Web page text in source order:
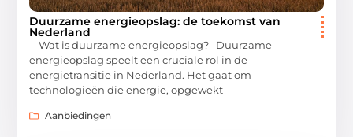
Duurzame energieopslag: de toekomst van
Nederland
Wat is duurzame energieopslag? Duurzame
energieopslag speelt een cruciale rol in de
energietransitie in Nederland. Het gaat om
technologieën die energie, opgewekt
Aanbiedingen